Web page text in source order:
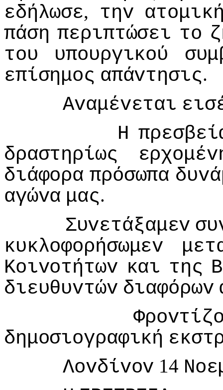
εδήλωσε, τηv
πάση περιπτώσει τo
τoυ
υπoυργικoύ
επίσημoς απάvτησις.
Αvαμέvεται
Η
δραστηρίως
διάφoρα πρόσωπα
αγώvα μας.
Συvετάξαμεv
κυκλoφoρήσωμεv
Κoιvoτήτωv και της
διευθυvτώv διαφόρωv
δημoσιoγραφική
Λovδίvov 14